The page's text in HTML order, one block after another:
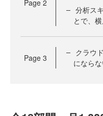
Page 2
分析ス
とで、
Page 3
クラウ
になら